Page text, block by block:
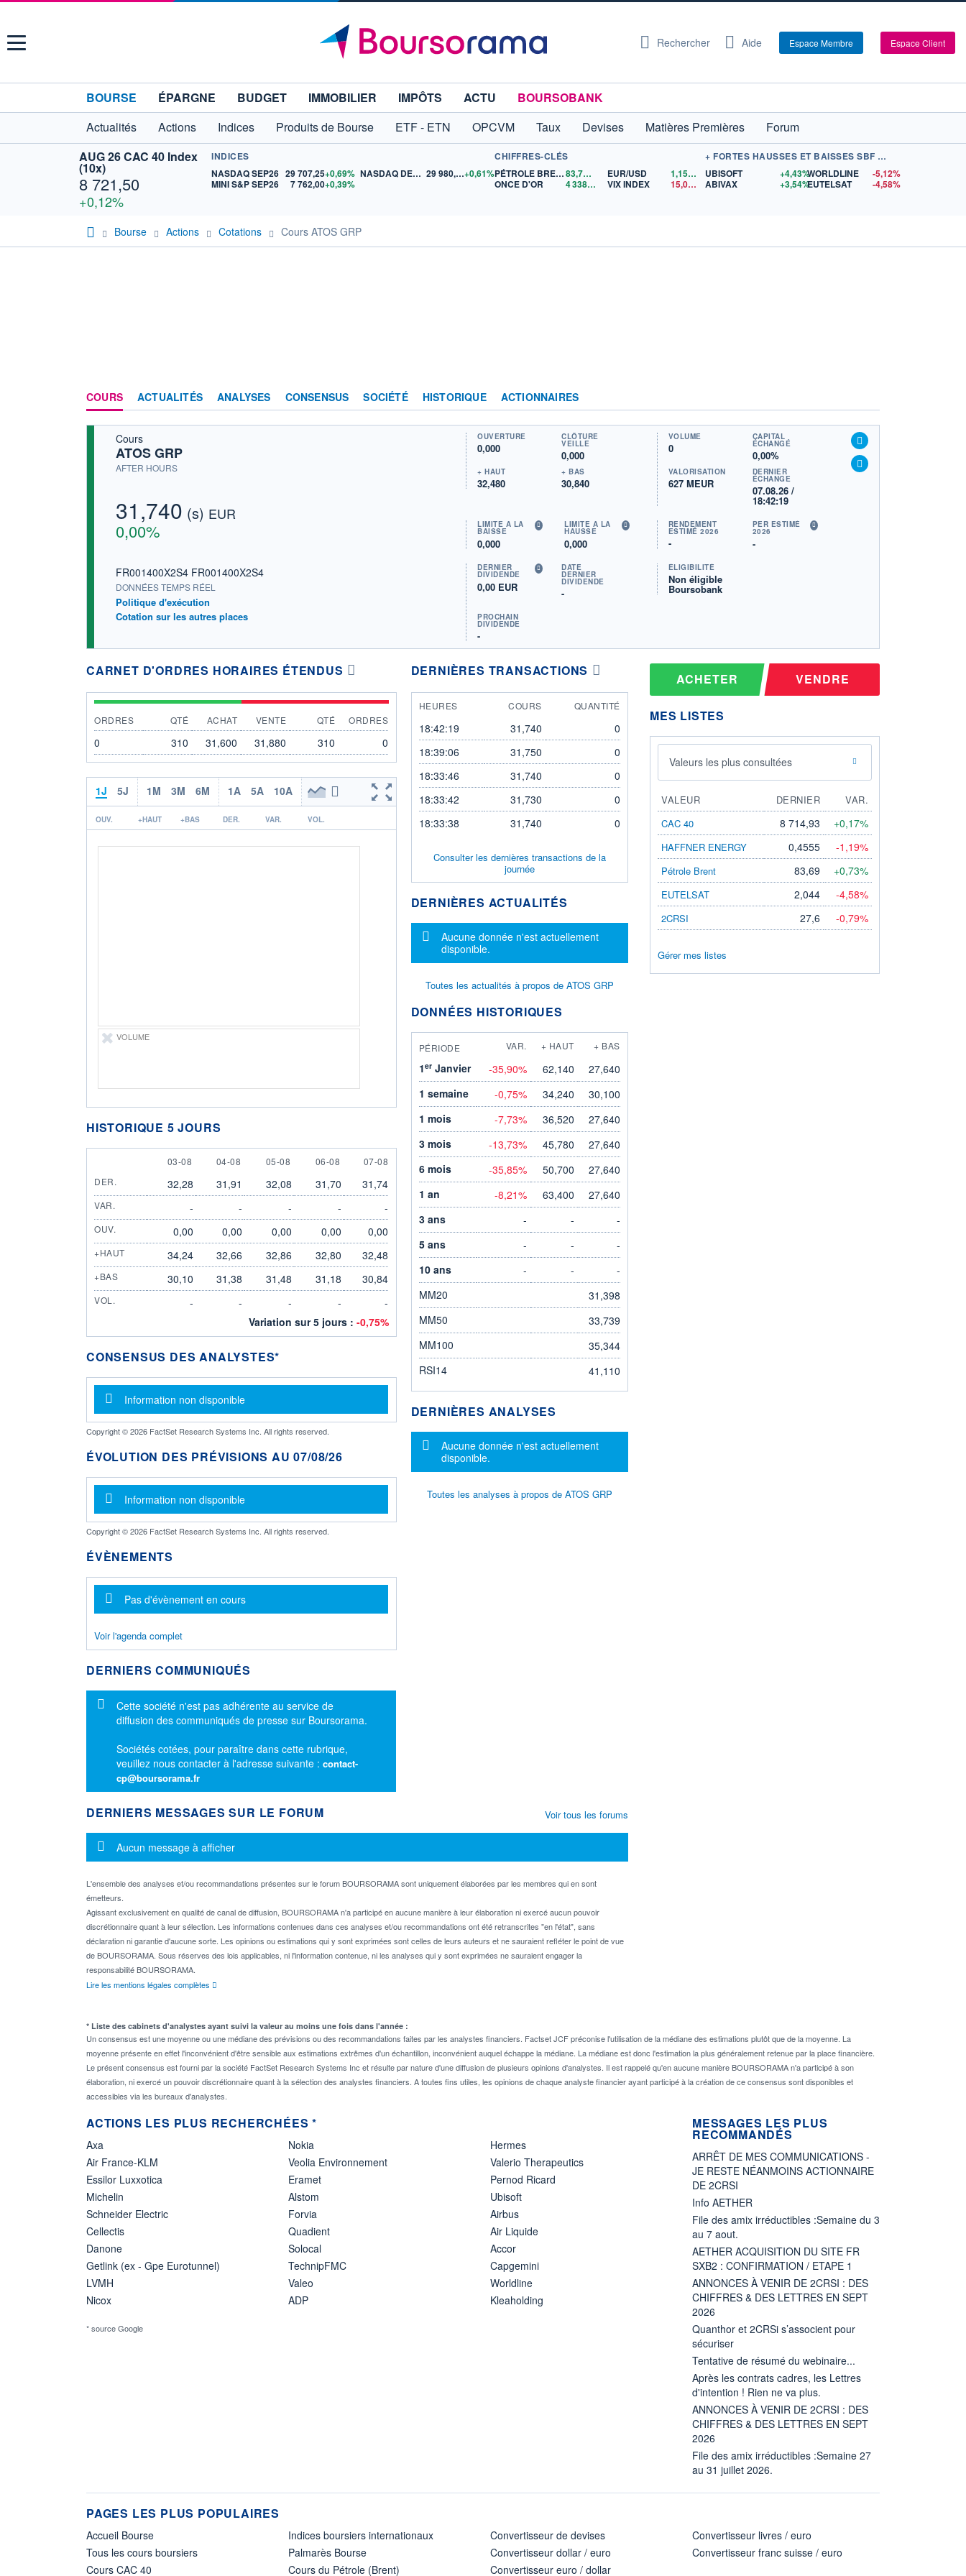
Menu Rechercher Aide Espace Membre Espace Client
BOURSE ÉPARGNE BUDGET IMMOBILIER IMPÔTS ACTU
BOURSOBANK
Actualités
Actions Indices Produits de Bourse ETF - ETN OPCVM Taux Devises Matières Premières
Forum
AUG 26 CAC 40 Index
(10x)
8 721,50
+0,12%
INDICES
NASDAQ SEP26 29 707,25+0,69%
MINI S&P SEP26
7 762,00+0,39%
NASDAQ DEC26 29 980,00+0,61%
CHIFFRES-CLÉS
PÉTROLE BRENT
83,70$US
ONCE D'OR
4 338,15 $US
EUR/USD 1,1563
$US
VIX INDEX
15,07$US
+ FORTES HAUSSES ET BAISSES SBF 120
UBISOFT
+4,43%
ABIVAX
+3,54%
WORLDLINE
-5,12%
EUTELSAT
-4,58%
Bourse Actions Cotations Cours ATOS GRP
COURS ACTUALITÉS ANALYSES CONSENSUS SOCIÉTÉ HISTORIQUE ACTIONNAIRES
Cours
ATOS GRP
AFTER HOURS
31,740 (s) EUR
0,00%
FR001400X2S4 FR001400X2S4
DONNÉES TEMPS RÉEL
Politique d'exécution
Cotation sur les autres places
OUVERTURE
0,000
CLÔTURE
VEILLE
0,000
+ HAUT
32,480
+ BAS
30,840
VOLUME
0
CAPITAL
ÉCHANGÉ
0,00%
VALORISATION
627 MEUR
DERNIER
ÉCHANGE
07.08.26 /
18:42:19
LIMITE À LA
BAISSE
0,000
LIMITE À LA
HAUSSE
0,000
RENDEMENT
ESTIMÉ 2026
-
PER ESTIMÉ
2026
-
DERNIER
DIVIDENDE
0,00 EUR
DATE
DERNIER
DIVIDENDE
-
PROCHAIN
DIVIDENDE
-
ÉLIGIBILITÉ
Non éligible
Boursobank
CARNET D'ORDRES HORAIRES ÉTENDUS
ORDRES QTÉ ACHAT VENTE QTÉ ORDRES
0 310 31,600 31,880 310 0
1J 5J 1M 3M 6M 1A 5A 10A
OUV. +HAUT +BAS DER. VAR. VOL.
VOLUME
HISTORIQUE 5 JOURS
3 AUGUST
03-08 4 AUGUST
04-08 5 AUGUST
05-08 6 AUGUST
06-08 7 AUGUST
07-08
DER.
32,28 31,91 32,08 31,70 31,74
VAR. - - - - -
OUV. 0,00 0,00 0,00 0,00 0,00
+HAUT 34,24 32,66 32,86 32,80 32,48
+BAS 30,10 31,38 31,48 31,18 30,84
VOL. - - - -
-
Variation sur 5 jours : -0,75%
CONSENSUS DES ANALYSTES*
Message d'information
Information non disponible
Copyright © 2026 FactSet Research Systems Inc. All rights reserved.
ÉVOLUTION DES PRÉVISIONS AU 07/08/26
Message d'information
Information non disponible
Copyright © 2026 FactSet Research Systems Inc. All rights reserved.
ÉVÈNEMENTS
Message d'information
Pas d'évènement en cours
Voir l'agenda complet
DERNIERS COMMUNIQUÉS
Message d'information
Cette société n'est pas adhérente au service de
diffusion des communiqués de presse sur Boursorama.
Sociétés cotées, pour paraître dans cette rubrique,
veuillez nous contacter à l'adresse suivante : contact-
cp@boursorama.fr
DERNIÈRES TRANSACTIONS
HEURES COURS QUANTITÉ
18:42:19 31,740
0
18:39:06
31,750
0
18:33:46
31,740
0
18:33:42
31,730
0
18:33:38
31,740 0
Consulter les dernières transactions de la
journée
DERNIÈRES ACTUALITÉS
Message d'information
Aucune donnée n'est actuellement
disponible.
Toutes les actualités à propos de ATOS GRP
DONNÉES HISTORIQUES
PÉRIODE VAR. + HAUT + BAS
1erJanvier -35,90% 62,140
27,640
1 semaine
-0,75% 34,240
30,100
1 mois
-7,73% 36,520
27,640
3 mois
-13,73% 45,780
27,640
6 mois
-35,85% 50,700
27,640
1 an
-8,21% 63,400
27,640
3 ans
- -
-
5 ans
- -
-
10 ans
- -
-
MM20
31,398
MM50
33,739
MM100
35,344
RSI14
41,110
DERNIÈRES ANALYSES
Message d'information
Aucune donnée n'est actuellement
disponible.
Toutes les analyses à propos de ATOS GRP
DERNIERS MESSAGES SUR LE FORUM
Message d'information
Aucun message à afficher
L'ensemble des analyses et/ou recommandations présentes sur le forum BOURSORAMA sont uniquement élaborées par les membres qui en sont
émetteurs.
Agissant exclusivement en qualité de canal de diffusion, BOURSORAMA n'a participé en aucune manière à leur élaboration ni exercé aucun pouvoir
discrétionnaire quant à leur sélection. Les informations contenues dans ces analyses et/ou recommandations ont été retranscrites "en l'état", sans
déclaration ni garantie d'aucune sorte. Les opinions ou estimations qui y sont exprimées sont celles de leurs auteurs et ne sauraient refléter le point de vue
de BOURSORAMA. Sous réserves des lois applicables, ni l'information contenue, ni les analyses qui y sont exprimées ne sauraient engager la
responsabilité BOURSORAMA.
Lire les mentions légales complètes
Voir tous les forums
ACHETER VENDRE
MES LISTES
Valeurs les plus consultées
VALEUR DERNIER
VAR.
CAC 40
8 714,93 +0,17%
HAFFNER ENERGY 0,4555 -1,19%
Pétrole Brent 83,69 +0,73%
EUTELSAT 2,044 -4,58%
2CRSI 27,6 -0,79%
Gérer mes listes
* Liste des cabinets d'analystes ayant suivi la valeur au moins une fois dans l'année :
Un consensus est une moyenne ou une médiane des prévisions ou des recommandations faites par les analystes financiers. Factset JCF préconise l'utilisation de la médiane des estimations plutôt que de la moyenne. La
moyenne présente en effet l'inconvénient d'être sensible aux estimations extrêmes d'un échantillon, inconvénient auquel échappe la médiane. La médiane est donc l'estimation la plus généralement retenue par la place financière.
Le présent consensus est fourni par la société FactSet Research Systems Inc et résulte par nature d'une diffusion de plusieurs opinions d'analystes. Il est rappelé qu'en aucune manière BOURSORAMA n'a participé à son
élaboration, ni exercé un pouvoir discrétionnaire quant à la sélection des analystes financiers. A toutes fins utiles, les opinions de chaque analyste financier ayant participé à la création de ce consensus sont disponibles et
accessibles via les bureaux d'analystes.
ACTIONS LES PLUS RECHERCHÉES *
Axa
Air France-KLM
Essilor Luxxotica
Michelin
Schneider Electric
Cellectis
Danone
Getlink (ex - Gpe Eurotunnel)
LVMH
Nicox
Nokia
Veolia Environnement
Eramet
Alstom
Forvia
Quadient
Solocal
TechnipFMC
Valeo
ADP
Hermes
Valerio Therapeutics
Pernod Ricard
Ubisoft
Airbus
Air Liquide
Accor
Capgemini
Worldline
Kleaholding
* source Google
MESSAGES LES PLUS
RECOMMANDÉS
ARRÊT DE MES COMMUNICATIONS -
JE RESTE NÉANMOINS ACTIONNAIRE
DE 2CRSI
Info AETHER
File des amix irréductibles :Semaine du 3
au 7 aout.
AETHER ACQUISITION DU SITE FR
SXB2 : CONFIRMATION / ETAPE 1
ANNONCES À VENIR DE 2CRSI : DES
CHIFFRES & DES LETTRES EN SEPT
2026
Quanthor et 2CRSi s’associent pour
sécuriser
Tentative de résumé du webinaire...
Après les contrats cadres, les Lettres
d'intention ! Rien ne va plus.
ANNONCES À VENIR DE 2CRSI : DES
CHIFFRES & DES LETTRES EN SEPT
2026
File des amix irréductibles :Semaine 27
au 31 juillet 2026.
PAGES LES PLUS POPULAIRES
Accueil Bourse
Tous les cours boursiers
Cours CAC 40
Indices boursiers internationaux
Palmarès Bourse
Cours du Pétrole (Brent)
Convertisseur de devises
Convertisseur dollar / euro
Convertisseur euro / dollar
Convertisseur livres / euro
Convertisseur franc suisse / euro